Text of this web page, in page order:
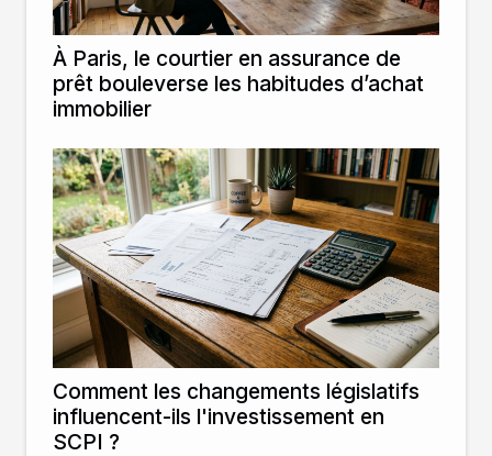
À Paris, le courtier en assurance de
prêt bouleverse les habitudes d’achat
immobilier
Comment les changements législatifs
influencent-ils l'investissement en
SCPI ?